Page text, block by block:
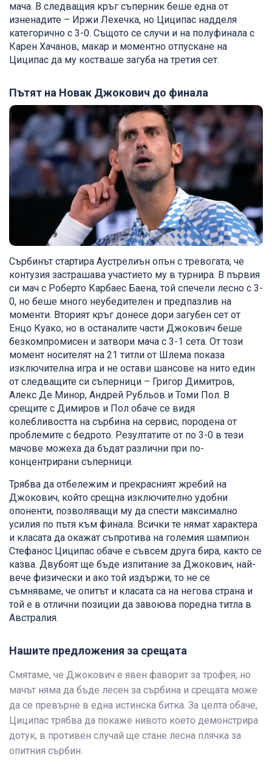
мача. В следващия кръг съперник беше една от
изненадите – Иржи Лехечка, но Циципас надделя
категорично с 3-0. Същото се случи и на полуфинала с
Карен Хачанов, макар и моментно отпускане на
Циципас да му костваше загуба на третия сет.
Пътят на Новак Джокович до финала
Сърбинът стартира Аустрелиън опън с тревогата, че
контузия застрашава участието му в турнира. В първия
си мач с Роберто Карбаес Баена, той спечели лесно с 3-
0, но беше много неубедителен и предпазлив на
моменти. Вторият кръг донесе дори загубен сет от
Енцо Куако, но в останалите части Джокович беше
безкомпромисен и затвори мача с 3-1 сета. От този
момент носителят на 21 титли от Шлема показа
изключителна игра и не остави шансове на нито един
от следващите си съперници – Григор Димитров,
Алекс Де Минор, Андрей Рубльов и Томи Пол. В
срещите с Димиров и Пол обаче се видя
колебливостта на сърбина на сервис, породена от
проблемите с бедрото. Резултатите от по 3-0 в тези
мачове можеха да бъдат различни при по-
концентрирани съперници.
Трябва да отбележим и прекрасният жребий на
Джокович, който срещна изключително удобни
опоненти, позволяващи му да спести максимално
усилия по пътя към финала. Всички те нямат характера
и класата да окажат съпротива на големия шампион.
Стефанос Циципас обаче е съвсем друга бира, както се
казва. Двубоят ще бъде изпитание за Джокович, най-
вече физически и ако той издържи, то не се
съмняваме, че опитът и класата са на негова страна и
той е в отлични позиции да завоюва поредна титла в
Австралия.
Нашите предложения за срещата
Смятаме, че Джокович е явен фаворит за трофея, но
мачът няма да бъде лесен за сърбина и срещата може
да се превърне в една истинска битка. За целта обаче,
Циципас трябва да покаже нивото което демонстрира
дотук, в противен случай ще стане лесна плячка за
опитния сърбин.